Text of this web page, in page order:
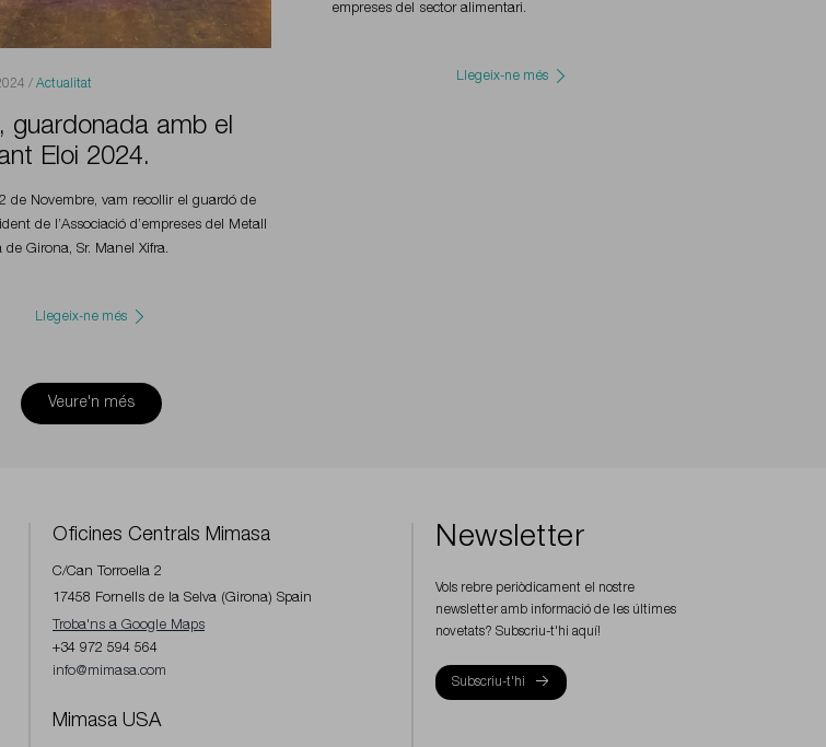
/ Actualitat
guardonada amb el
Eloi 2024.
de Novembre, vam recollir el guardó de
de l’Associació d’empreses del Metall
de Girona, Sr. Manel Xifra.
Llegeix-ne més
empreses del sector alimentari.
Llegeix-ne més
Veure'n més
Oficines Centrals Mimasa
C/Can Torroella 2
17458 Fornells de la Selva (Girona) Spain
Troba'ns a Google Maps
+34 972 594 564
info@mimasa.com
Mimasa USA
Newsletter
Vols rebre periòdicament el nostre
newsletter amb informació de les últimes
novetats? Subscriu-t'hi aquí!
Subscriu-t'hi